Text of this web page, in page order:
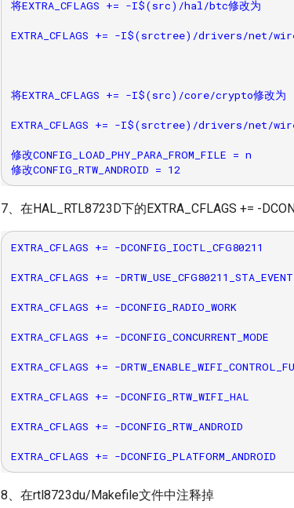
将EXTRA_CFLAGS += -I$(src)/hal/btc修改为
EXTRA_CFLAGS += -I$(srctree)/drivers/net/
将EXTRA_CFLAGS += -I$(src)/core/crypto修改为
EXTRA_CFLAGS += -I$(srctree)/drivers/net/
修改CONFIG_LOAD_PHY_PARA_FROM_FILE = n
7、在HAL_RTL8723D下的EXTRA_CFLAGS += -
EXTRA_CFLAGS += -DCONFIG_IOCTL_CFG80211
EXTRA_CFLAGS += -DRTW_USE_CFG80211_STA_EVENT
EXTRA_CFLAGS += -DCONFIG_RADIO_WORK
EXTRA_CFLAGS += -DCONFIG_CONCURRENT_MODE
EXTRA_CFLAGS += -
EXTRA_CFLAGS += -DCONFIG_RTW_WIFI_HAL
EXTRA_CFLAGS += -DCONFIG_RTW_ANDROID
8、在rtl8723du/Makefile文件中注释掉